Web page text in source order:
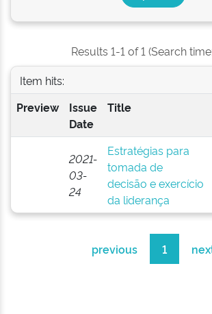
Results 1-1 of 1 (Search
Item hits:
Preview
Issue
Date
Title
2021-
03-
24
Estratégias para
tomada de
decisão e exercício
da liderança
previous 1